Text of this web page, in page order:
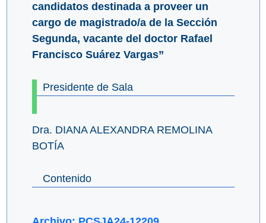
candidatos destinada a proveer un
cargo de magistrado/a de la Sección
Segunda, vacante del doctor Rafael
Francisco Suárez Vargas”
Presidente de Sala
Dra. DIANA ALEXANDRA REMOLINA
BOTÍA
Contenido